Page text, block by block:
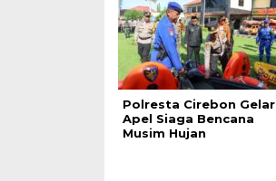
Polresta Cirebon Gelar
Apel Siaga Bencana
Musim Hujan